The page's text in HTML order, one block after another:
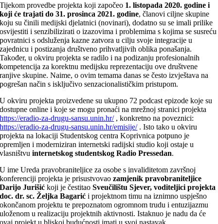
Tijekom provedbe projekta koji započeo 1. listopada 2020. godine i
koji će trajati do 31. prosinca 2021. godine, članovi ciljne skupine
koju su činili medijski djelatnici (novinari), dodatno su se imali prilike
osvijestiti i senzibilizirati o izazovima i problemima s kojima se susreću
povratnici s odsluženja kazne zatvora u cilju svoje integracije u
zajednicu i postizanja društveno prihvatljivih oblika ponašanja.
Također, u okviru projekta se radilo i na podizanju profesionalnih
kompetencija za korektnu medijsku reprezentaciju ove društvene
ranjive skupine. Naime, o ovim temama danas se često izvještava na
pogrešan način s isključivo senzacionalističkim pristupom.
U okviru projekta proizvedene su ukupno 72 podcast epizode koje su
dostupne online i koje se mogu pronaći na mrežnoj stranici projekta
https://eradio-za-drugu-sansu.unin.hr/, konkretno na poveznici:
https://eradio-za-drugu-sansu.unin.hr/emisije/. Isto tako u okviru
projekta na lokaciji Studentskog centra Koprivnica potpuno je
opremljen i moderniziran internetski radijski studio koji ostaje u
vlasništvuinternetskog studentskog Radio Pressedan.
U ime Ureda pravobraniteljice za osobe s invaliditetom završnoj
konferenciji projekta je prisustvovao zamjenik pravobraniteljice
Darijo Jurišić koji je čestitaoSveučilištu Sjever, voditeljici projekta
doc. dr. sc. Željka Bagarić i projektnom timu na iznimno uspješno
okončanom projektu te prepoznatom ogromnom trudu i entuzijazmu
uloženom u realizaciju projektnih aktivnosti. Istaknuo je nadu da će
ovaj projekt u bliskoj budućnosti imati u svoj nastavak.